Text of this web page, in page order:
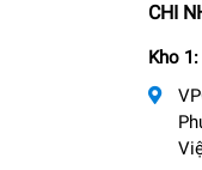
CHI
Kho